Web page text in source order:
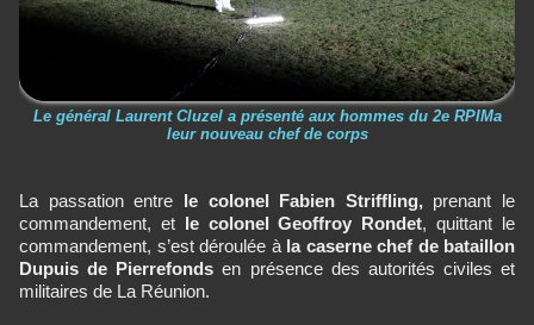
Le général Laurent Cluzel a présenté aux hommes du 2e RPIMa
leur nouveau chef de corps
La passation entre le colonel Fabien Striffling, prenant le
commandement, et le colonel Geoffroy Rondet, quittant le
commandement, s’est déroulée à la caserne chef de bataillon
Dupuis de Pierrefonds en présence des autorités civiles et
militaires de La Réunion.